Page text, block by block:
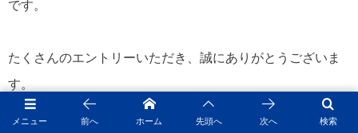
です。
たくさんのエントリーいただき、誠にありがとうございま
す。
メニュー 検索
前へ ホーム 先頭へ 次へ